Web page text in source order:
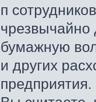
п
чрезвычайно
бумажную
и других
предприятия.